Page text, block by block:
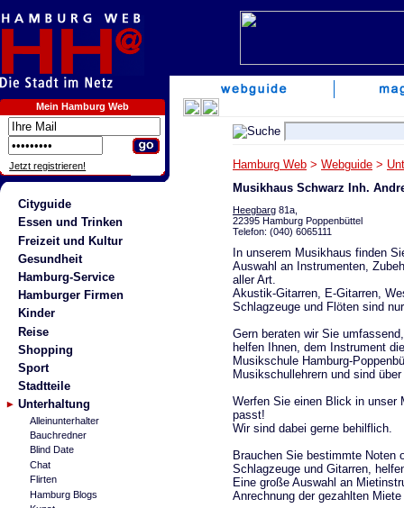
Mein Hamburg Web
Jetzt registrieren!
Cityguide
Essen und Trinken
Freizeit und Kultur
Gesundheit
Hamburg-Service
Hamburger Firmen
Kinder
Reise
Shopping
Sport
Stadtteile
Unterhaltung
Alleinunterhalter
Bauchredner
Blind Date
Chat
Flirten
Hamburg Blogs
Hamburg Web > Webguide >
Musikhaus Schwarz Inh.
Heegbarg 81a,
22395 Hamburg Poppenbüttel
Telefon: (040) 6065111
In unserem Musikhaus finden
Auswahl an Instrumenten,
aller Art.
Akustik-Gitarren, E-Gitarren,
Schlagzeuge und Flöten sind
Gern beraten wir Sie
helfen Ihnen, dem Instrument
Musikschule Hamburg-
Musikschullehrern und sind
Werfen Sie einen Blick in unser
passt!
Wir sind dabei gerne behilflich.
Brauchen Sie bestimmte Noten
Schlagzeuge und Gitarren,
Eine große Auswahl an
Anrechnung der gezahlten